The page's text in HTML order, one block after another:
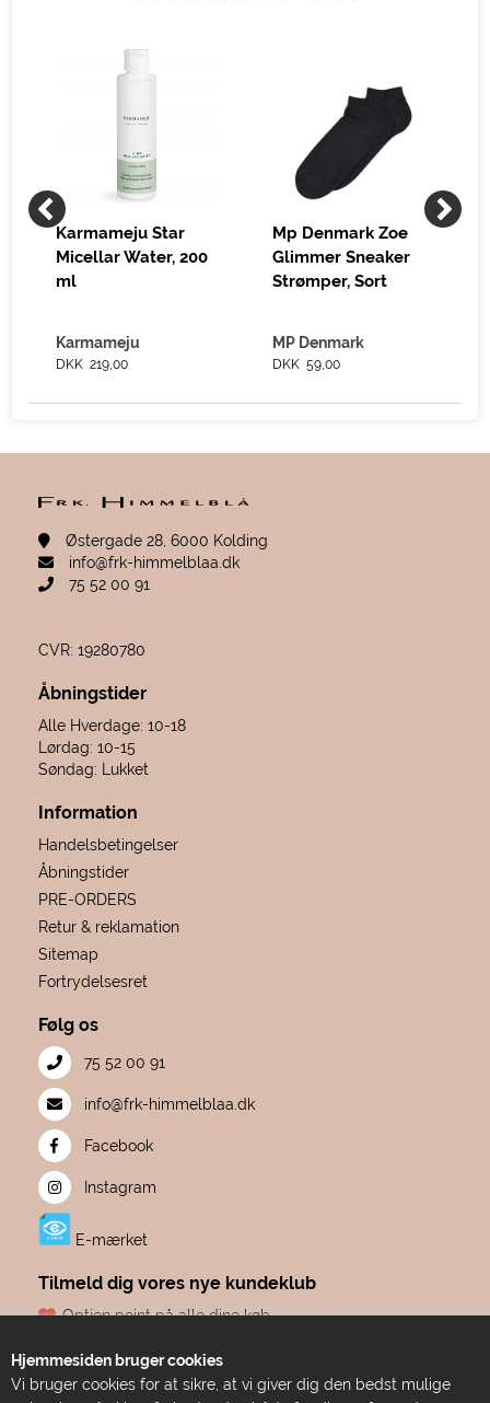
Hjemmesiden bruger cookies
Vi bruger cookies for at sikre, at vi giver dig den bedst mulige
Karmameju Star
Micellar Water, 200
ml
Karmameju
DKK 219,00
Mp Denmark Zoe
Glimmer Sneaker
Strømper, Sort
MP Denmark
DKK 59,00
Østergade 28, 6000 Kolding
info@frk-himmelblaa.dk
75 52 00 91
CVR: 19280780
Åbningstider
Alle Hverdage: 10-18
Lørdag: 10-15
Søndag: Lukket
Information
Handelsbetingelser
Åbningstider
PRE-ORDERS
Retur & reklamation
Sitemap
Fortrydelsesret
Følg os
75 52 00 91
info@frk-himmelblaa.dk
Facebook
Instagram
E-mærket
Tilmeld dig vores nye kundeklub
Optjen point på alle dine køb
Dine point udløber aldrig
Adgang til eksklusive tilbud før alle andre